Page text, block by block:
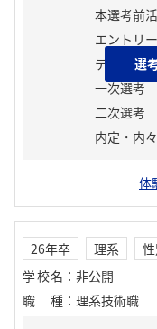
本選考前
エントリ
テスト
一次選考
二次選考
内定・内
体
選
26年卒 理系
学校名 ： 非公開
職種 ： 理系技術職